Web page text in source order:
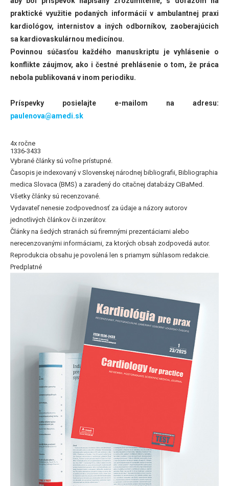
praktické využitie podaných informácií v ambulantnej praxi
kardiológov, internistov a iných odborníkov, zaoberajúcich
sa kardiovaskulárnou medicínou.
Povinnou súčasťou každého manuskriptu je vyhlásenie o
konflikte záujmov, ako i čestné prehlásenie o tom, že práca
nebola publikovaná v inom periodiku.
Príspevky posielajte e-mailom na adresu:
paulenova@amedi.sk
4x ročne
1336-3433
Vybrané články sú voľne prístupné.
Časopis je indexovaný v Slovenskej národnej bibliografii, Bibliographia
medica Slovaca (BMS) a zaradený do citačnej databázy CiBaMed.
Všetky články sú recenzované.
Vydavateľ nenesie zodpovednosť za údaje a názory autorov
jednotlivých článkov či inzerátov.
Články na šedých stranách sú firemnými prezentáciami alebo
nerecenzovanými informáciami, za ktorých obsah zodpovedá autor.
Reprodukcia obsahu je povolená len s priamym súhlasom redakcie.
Predplatné